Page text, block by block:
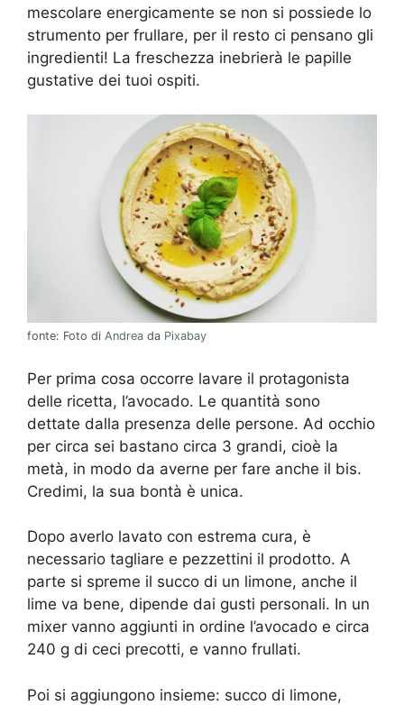
mescolare energicamente se non si possiede lo
strumento per frullare, per il resto ci pensano gli
ingredienti! La freschezza inebrierà le papille
gustative dei tuoi ospiti.
fonte: Foto di Andrea da Pixabay
Per prima cosa occorre lavare il protagonista
delle ricetta, l’avocado. Le quantità sono
dettate dalla presenza delle persone. Ad occhio
per circa sei bastano circa 3 grandi, cioè la
metà, in modo da averne per fare anche il bis.
Credimi, la sua bontà è unica.
Dopo averlo lavato con estrema cura, è
necessario tagliare e pezzettini il prodotto. A
parte si spreme il succo di un limone, anche il
lime va bene, dipende dai gusti personali. In un
mixer vanno aggiunti in ordine l’avocado e circa
240 g di ceci precotti, e vanno frullati.
Poi si aggiungono insieme: succo di limone,